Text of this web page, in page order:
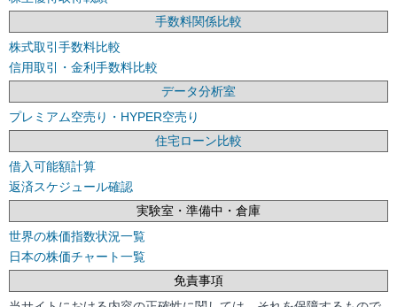
手数料関係比較
株式取引手数料比較
信用取引・金利手数料比較
データ分析室
プレミアム空売り・HYPER空売り
住宅ローン比較
借入可能額計算
返済スケジュール確認
実験室・準備中・倉庫
世界の株価指数状況一覧
日本の株価チャート一覧
免責事項